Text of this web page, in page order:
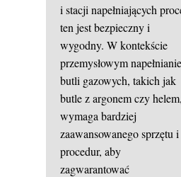
i stacji napełniających
ten jest bezpieczny i
wygodny. W kontekście
przemysłowym napełnianie
butli gazowych, takich jak
butle z argonem czy helem,
wymaga bardziej
zaawansowanego sprzętu i
procedur, aby
zagwarantować